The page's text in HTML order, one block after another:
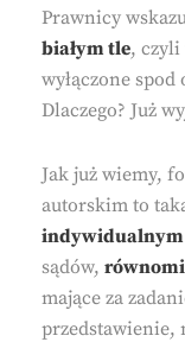
Prawnicy
białym tle, czyli
wyłączone
Dlaczego? Już
Jak już wiemy,
autorskim to
sądów,
mające za
przedstawienie,